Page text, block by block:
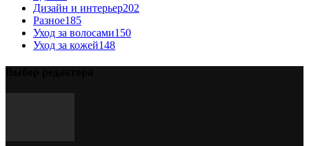
Дизайн и интерьер202
Разное185
Уход за волосами150
Уход за кожей148